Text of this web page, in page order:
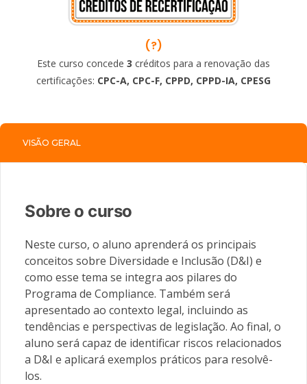
(?)
Este curso concede 3 créditos para a renovação das
certificações: CPC-A, CPC-F, CPPD, CPPD-IA, CPESG
VISÃO GERAL
Sobre o curso
Neste curso, o aluno aprenderá os principais
conceitos sobre Diversidade e Inclusão (D&I) e
como esse tema se integra aos pilares do
Programa de Compliance. Também será
apresentado ao contexto legal, incluindo as
tendências e perspectivas de legislação. Ao final, o
aluno será capaz de identificar riscos relacionados
a D&I e aplicará exemplos práticos para resolvê-
los.